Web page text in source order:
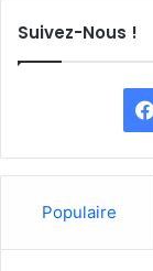
Suivez-Nous !
Populaire